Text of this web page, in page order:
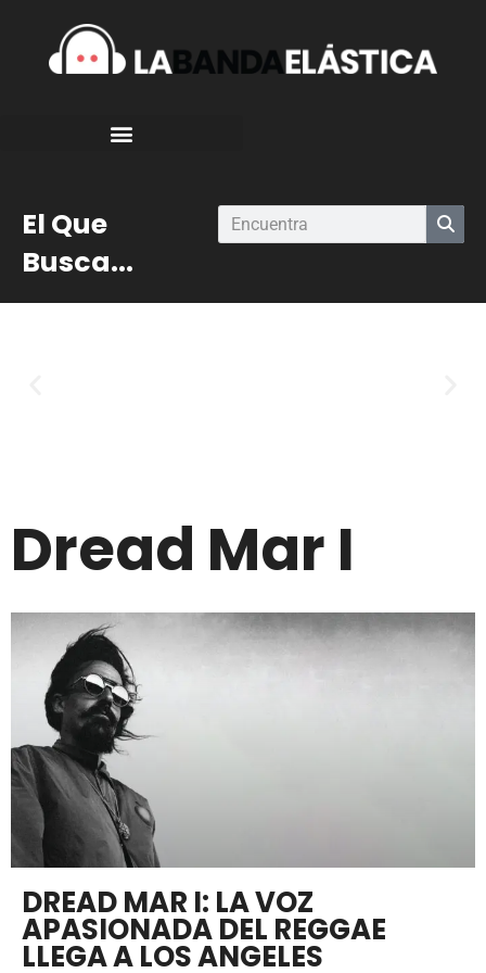
El Que
Busca...
Dread Mar I
DREAD MAR I: LA VOZ
APASIONADA DEL REGGAE
LLEGA A LOS ANGELES